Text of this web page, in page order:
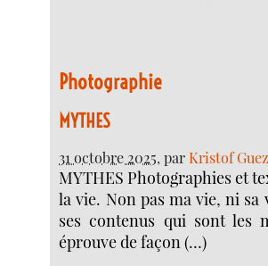
Photographie
MYTHES
31 octobre 2025, parKristof Guez
MYTHES Photographies et
la vie. Non pas ma vie, ni
ses contenus qui sont les
éprouve de façon (…)